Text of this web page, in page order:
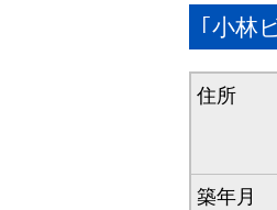
｢小林
住所
築年月